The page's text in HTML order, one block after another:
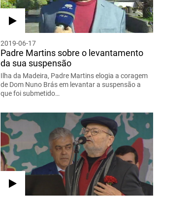
2019-06-17
Padre Martins sobre o levantamento
da sua suspensão
Ilha da Madeira, Padre Martins elogia a coragem
de Dom Nuno Brás em levantar a suspensão a
que foi submetido…